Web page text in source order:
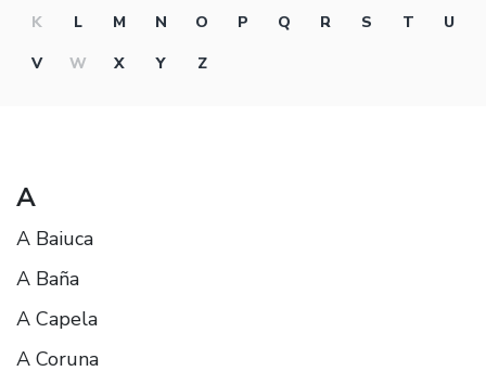
K
L M N O P Q R S T
U
V
W X Y Z
A
A Baiuca
A Baña
A Capela
A Coruna